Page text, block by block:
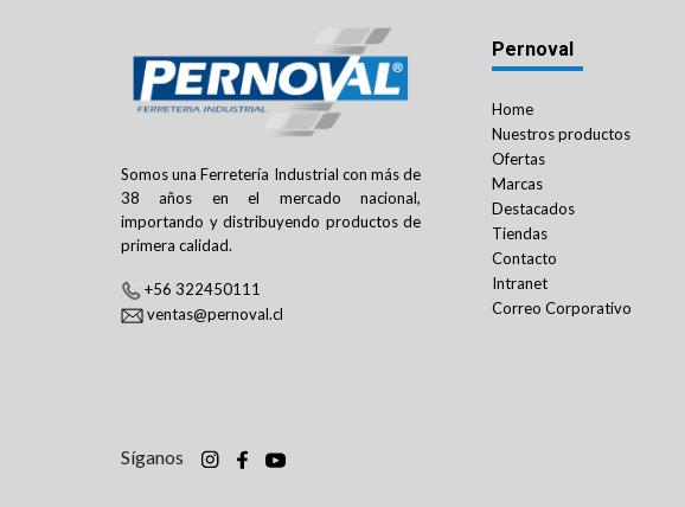
Somos una Ferretería Industrial con más de
38 años en el mercado nacional,
importando y distribuyendo productos de
primera calidad.
+56 322450111
ventas@pernoval.cl
Síganos
Pernoval
Home
Nuestros productos
Ofertas
Marcas
Destacados
Tiendas
Contacto
Intranet
Correo Corporativo